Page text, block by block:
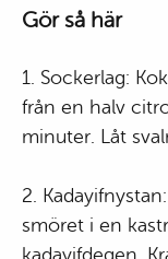
Gör så här
1. Sockerlag:
från en halv
minuter. Låt
2.
smöret i en
kadayifdegen.